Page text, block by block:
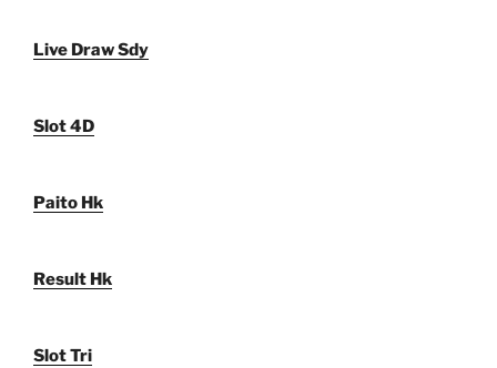
Live Draw Sdy
Slot 4D
Paito Hk
Result Hk
Slot Tri